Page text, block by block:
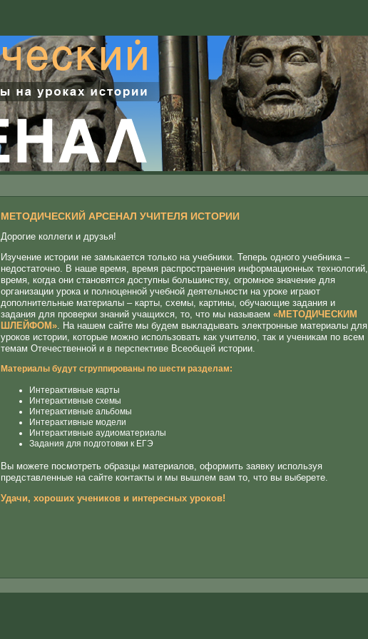
МЕТОДИЧЕСКИЙ АРСЕНАЛ УЧИТЕЛЯ ИСТОРИИ
Дорогие коллеги и друзья!
Изучение истории не замыкается только на учебники. Теперь одного учебника –
недостаточно. В наше время, время распространения информационных технологий,
время, когда они становятся доступны большинству, огромное значение для
организации урока и полноценной учебной деятельности на уроке играют
дополнительные материалы – карты, схемы, картины, обучающие задания и
задания для проверки знаний учащихся, то, что мы называем «МЕТОДИЧЕСКИМ
ШЛЕЙФОМ». На нашем сайте мы будем выкладывать электронные материалы для
уроков истории, которые можно использовать как учителю, так и ученикам по всем
темам Отечественной и в перспективе Всеобщей истории.
Материалы будут сгруппированы по шести разделам:
Интерактивные карты
Интерактивные схемы
Интерактивные альбомы
Интерактивные модели
Интерактивные аудиоматериалы
Задания для подготовки к ЕГЭ
Вы можете посмотреть образцы материалов, оформить заявку используя
представленные на сайте контакты и мы вышлем вам то, что вы выберете.
Удачи, хороших учеников и интересных уроков!